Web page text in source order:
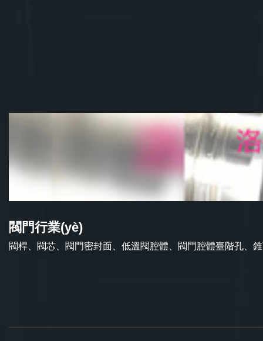
閥門行業(yè)
閥桿、閥芯、閥門密封面、低溫閥腔體、閥門腔體臺階孔